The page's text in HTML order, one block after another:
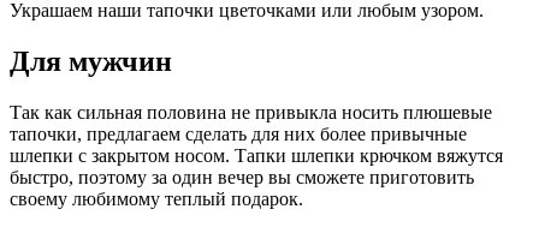
Украшаем наши тапочки цветочками или любым узором.
Для мужчин
Так как сильная половина не привыкла носить плюшевые
тапочки, предлагаем сделать для них более привычные
шлепки с закрытом носом. Тапки шлепки крючком вяжутся
быстро, поэтому за один вечер вы сможете приготовить
своему любимому теплый подарок.